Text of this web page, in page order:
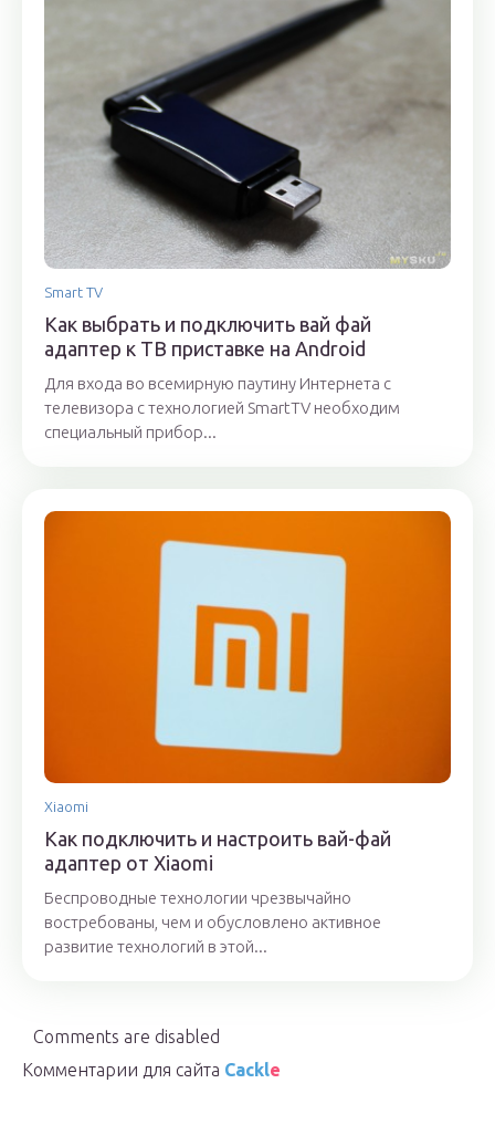
Smart TV
Как выбрать и подключить вай фай
адаптер к ТВ приставке на Android
Для входа во всемирную паутину Интернета с
телевизора с технологией SmartTV необходим
специальный прибор...
Xiaomi
Как подключить и настроить вай-фай
адаптер от Xiaomi
Беспроводные технологии чрезвычайно
востребованы, чем и обусловлено активное
развитие технологий в этой...
Comments are disabled
Комментарии для сайта Cackle